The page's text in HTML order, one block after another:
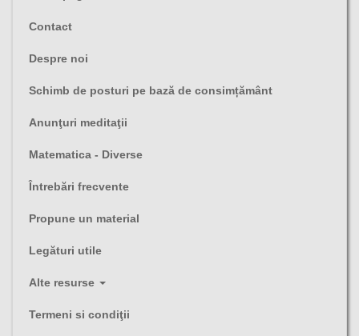
Contact
Despre noi
Schimb de posturi pe bază de consimțământ
Anunţuri meditaţii
Matematica - Diverse
Întrebări frecvente
Propune un material
Legături utile
Alte resurse
Termeni si condiţii